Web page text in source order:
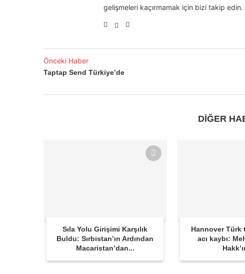
gelişmeleri kaçırmamak için bizi takip edin.
Önceki Haber
Taptap Send Türkiye’de
DİĞER
Sıla Yolu Girişimi Karşılık
Buldu: Sırbistan’ın Ardından
Macaristan’dan...
Hannover Türk
acı kaybı: